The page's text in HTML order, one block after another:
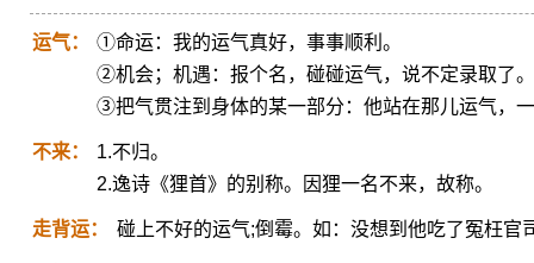
运气：
①命运：我的运气真好，事事顺利。
②机会；机遇：报个名，碰碰运气，说不定录取了。
③把气贯注到身体的某一部分：他站在那儿运气，
不来：
1.不归。
2.逸诗《狸首》的别称。因狸一名不来，故称。
走背运： 碰上不好的运气;倒霉。如：没想到他吃了冤枉官